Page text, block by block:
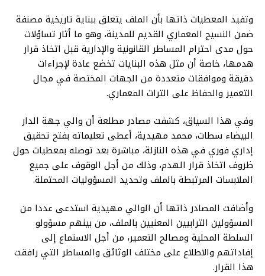
وتفيد المعطيات ذاتها بأن الملف يتعلق ببناية تاريخية مصنفة
ضمن النسيج المعماري القديم للمدينة، وهو ما أثار تساؤلات
حول مدى احترام المساطر القانونية والإدارية قبل اتخاذ قرار
هدمها، خاصة أن مثل هذه البنايات تخضع عادة لإجراءات
دقيقة وموافقات متعددة من الجهات المختصة في مجال
التعمير والحفاظ على التراث المعماري.
وفي هذا السياق، كشفت مصادر مطلعة أن والي جهة الدار
البيضاء سطات، محمد مهيدية، أعطى تعليماته بفتح تحقيق
إداري فوري في هذه النازلة، مباشرة بعد توصله بمعطيات حول
ظروف اتخاذ قرار الهدم، وذلك من أجل الوقوف على جميع
الملابسات المرتبطة بالملف وتحديد المسؤوليات المحتملة.
وأضافت المصادر ذاتها أن الوالي مهيدية استدعى عددا من
المسؤولين الترابيين المعنيين بالملف، من بينهم مسؤولو
السلطة المحلية ومصالح التعمير، من أجل الاستماع إلى
إفاداتهم والاطلاع على مختلف الوثائق والمساطر التي رافقت
هذا القرار.